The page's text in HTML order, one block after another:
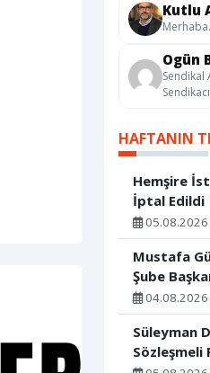
Kutlu
Ogün
Sendikal
HAFTANIN
Hemşire
İptal Edildi
05.08.2026
Mustafa
Şube
04.08.2026
Süleyman
Sözleşmeli